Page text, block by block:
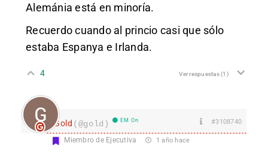
Alemánia está en minoría.
Recuerdo cuando al princio casi que sólo
estaba Espanya e Irlanda.
4 Ver respuestas(1)
Gold (@gold) EM On #3108740
Miembro de Ejecutiva 1 año hace